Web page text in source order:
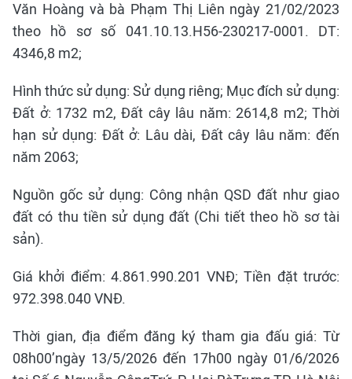
Văn Hoàng và bà Phạm Thị Liên ngày 21/02/2023
theo hồ sơ số 041.10.13.H56-230217-0001. DT:
4346,8 m2;
Hình thức sử dụng: Sử dụng riêng; Mục đích sử dụng:
Đất ở: 1732 m2, Đất cây lâu năm: 2614,8 m2; Thời
hạn sử dụng: Đất ở: Lâu dài, Đất cây lâu năm: đến
năm 2063;
Nguồn gốc sử dụng: Công nhận QSD đất như giao
đất có thu tiền sử dụng đất (Chi tiết theo hồ sơ tài
sản).
Giá khởi điểm: 4.861.990.201 VNĐ; Tiền đặt trước:
972.398.040 VNĐ.
Thời gian, địa điểm đăng ký tham gia đấu giá: Từ
08h00’ngày 13/5/2026 đến 17h00 ngày 01/6/2026